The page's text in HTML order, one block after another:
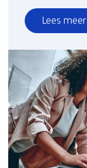
Lees meer
over
In
de
toekomst
komt
onze
elektronica
gewoon
uit
de